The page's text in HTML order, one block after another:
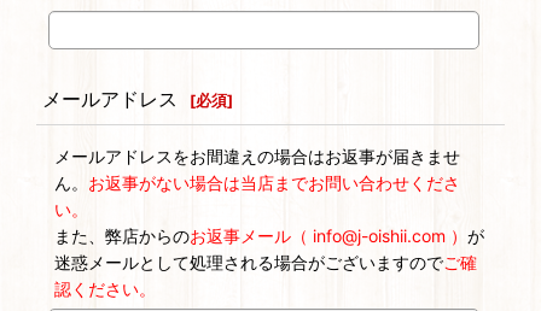
メールアドレス [必須]
メールアドレスをお間違えの場合はお返事が届きませ
ん。 お返事がない場合は当店までお問い合わせくださ
い。
また、弊店からのお返事メール（ info@j-oishii.com ） が
迷惑メールとして処理される場合がございますのでご確
認ください。